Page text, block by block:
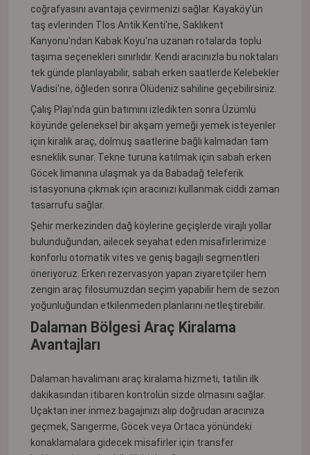
coğrafyasını avantaja çevirmenizi sağlar. Kayaköy'ün
taş evlerinden Tlos Antik Kenti'ne, Saklıkent
Kanyonu'ndan Kabak Koyu'na uzanan rotalarda toplu
taşıma seçenekleri sınırlıdır. Kendi aracınızla bu noktaları
tek günde planlayabilir, sabah erken saatlerde Kelebekler
Vadisi'ne, öğleden sonra Ölüdeniz sahiline geçebilirsiniz.
Çalış Plajı'nda gün batımını izledikten sonra Üzümlü
köyünde geleneksel bir akşam yemeği yemek isteyenler
için kiralık araç, dolmuş saatlerine bağlı kalmadan tam
esneklik sunar. Tekne turuna katılmak için sabah erken
Göcek limanına ulaşmak ya da Babadağ teleferik
istasyonuna çıkmak için aracınızı kullanmak ciddi zaman
tasarrufu sağlar.
Şehir merkezinden dağ köylerine geçişlerde virajlı yollar
bulunduğundan, ailecek seyahat eden misafirlerimize
konforlu otomatik vites ve geniş bagajlı segmentleri
öneriyoruz. Erken rezervasyon yapan ziyaretçiler hem
zengin araç filosumuzdan seçim yapabilir hem de sezon
yoğunluğundan etkilenmeden planlarını netleştirebilir.
Dalaman Bölgesi Araç Kiralama
Avantajları
Dalaman havalimanı araç kiralama hizmeti, tatilin ilk
dakikasından itibaren kontrolün sizde olmasını sağlar.
Uçaktan iner inmez bagajınızı alıp doğrudan aracınıza
geçmek, Sarıgerme, Göcek veya Ortaca yönündeki
konaklamalara gidecek misafirler için transfer